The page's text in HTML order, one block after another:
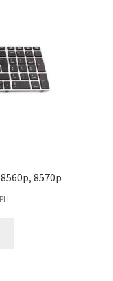
8570p